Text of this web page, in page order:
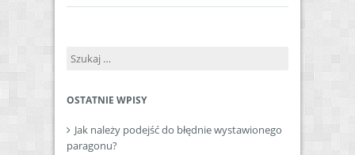
Szukaj:
OSTATNIE WPISY
Jak należy podejść do błędnie wystawionego
paragonu?